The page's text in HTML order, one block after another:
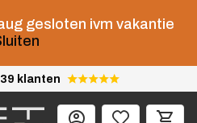
gesloten ivm vakantie
klanten